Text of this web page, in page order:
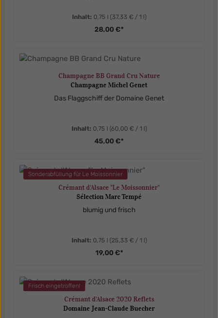
Inhalt: 0,75 l (37,33 € / 1 l)
28,00 €*
Champagne BB Grand Cru Nature
Champagne Michel Genet
Das Flaggschiff der Domaine Genet
Inhalt: 0,75 l (60,00 € / 1 l)
45,00 €*
Sonderabfüllung für Le Moissonnier
Crémant d'Alsace "Le Moissonnier"
Sélection Marc Tempé
blumig und frisch
Inhalt: 0,75 l (25,33 € / 1 l)
19,00 €*
Frisch eingetroffen!
Crémant d'Alsace 2020 Reflets
Domaine Jean-Claude Buecher